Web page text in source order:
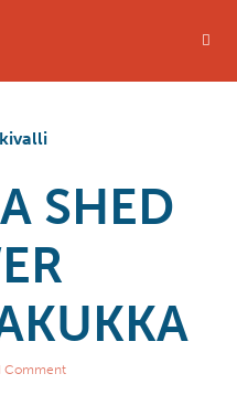
SHED
Comment